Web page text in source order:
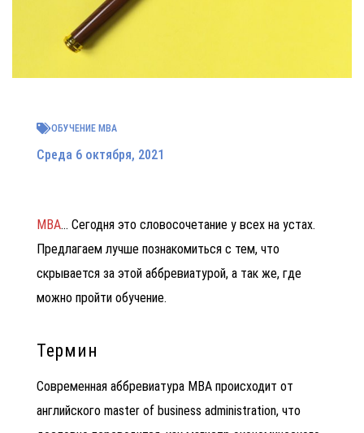
ОБУЧЕНИЕ MBA
Среда 6 октября, 2021
MBA… Сегодня это словосочетание у всех на устах.
Предлагаем лучше познакомиться с тем, что
скрывается за этой аббревиатурой, а так же, где
можно пройти обучение.
Термин
Современная аббревиатура MBA происходит от
английского master of business administration, что